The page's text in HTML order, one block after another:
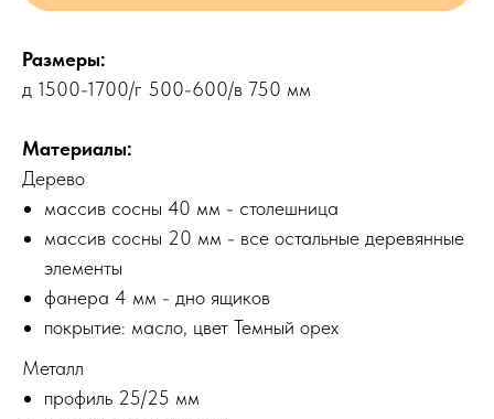
Размеры:
д 1500-1700/г 500-600/в 750 мм
Материалы:
Дерево
массив сосны 40 мм - столешница
массив сосны 20 мм - все остальные деревянные
элементы
фанера 4 мм - дно ящиков
покрытие: масло, цвет Темный орех
Металл
профиль 25/25 мм